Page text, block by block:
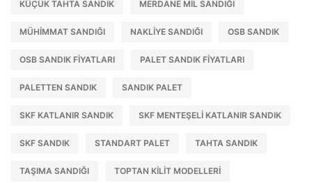
KÜÇÜK TAHTA SANDIK MERDANE MIL SANDIĞI
MÜHIMMAT SANDIĞI NAKLIYE SANDIĞI OSB SANDIK
OSB SANDIK FIYATLARI PALET SANDIK FIYATLARI
PALETTEN SANDIK SANDIK PALET
SKF KATLANIR SANDIK SKF MENTEŞELI KATLANIR SANDIK
SKF SANDIK STANDART PALET TAHTA SANDIK
TAŞIMA SANDIĞI TOPTAN KILIT MODELLERI